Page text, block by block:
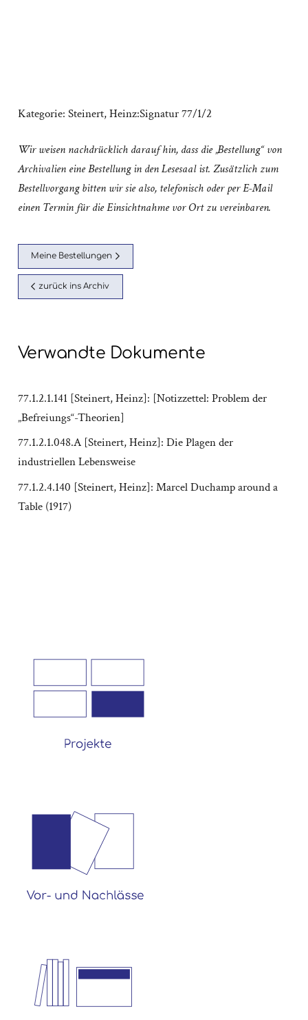
Kategorie: Steinert, Heinz:Signatur 77/1/2
Wir weisen nachdrücklich darauf hin, dass die „Bestellung“ von
Archivalien eine Bestellung in den Lesesaal ist. Zusätzlich zum
Bestellvorgang bitten wir sie also, telefonisch oder per E-Mail
einen Termin für die Einsichtnahme vor Ort zu vereinbaren.
Meine Bestellungen
zurück ins Archiv
Verwandte Dokumente
77.1.2.1.141 [Steinert, Heinz]: [Notizzettel: Problem der
„Befreiungs“-Theorien]
77.1.2.1.048.A [Steinert, Heinz]: Die Plagen der
industriellen Lebensweise
77.1.2.4.140 [Steinert, Heinz]: Marcel Duchamp around a
Table (1917)